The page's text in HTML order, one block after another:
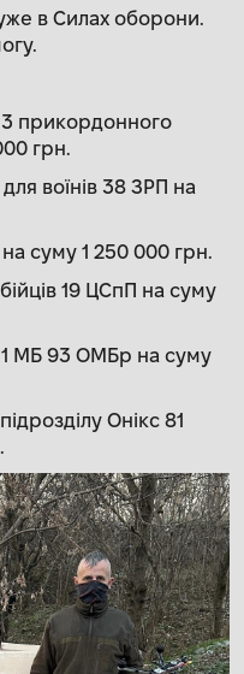
в Силах оборони.
3 прикордонного
грн.
воїнів 38 ЗРП на
на суму 1 250 000 грн.
19 ЦСпП на суму
1 МБ 93 ОМБр на суму
Онікс 81